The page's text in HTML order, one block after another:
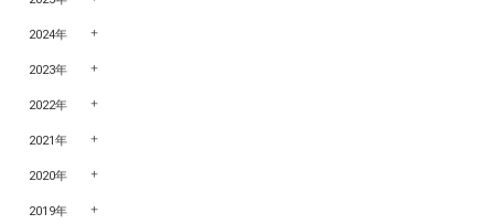
2024年
2023年
2022年
2021年
2020年
2019年